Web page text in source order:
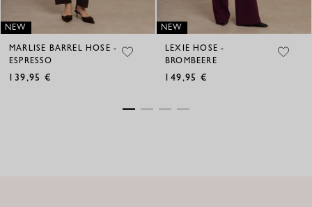
NEW
MARLISE BARREL HOSE -
ESPRESSO
139,95
NEW
LEXIE HOSE -
BROMBEERE
149,95